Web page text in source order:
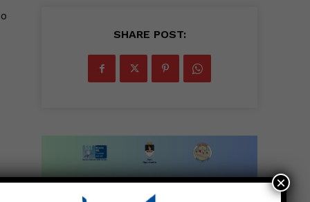
SHARE POST:
×